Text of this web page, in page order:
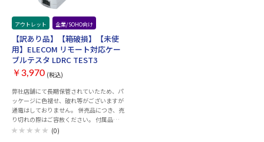
アウトレット 企業/SOHO向け
【訳あり品】【箱破損】【未使
用】ELECOM リモート対応ケー
ブルテスタ LDRC TEST3
￥3,970 (税込)
弊社店舗にて長期保管されていたため、パ
ッケージに色褪せ、破れ等がございますが
通電はしておりません。 併売品につき、売
り切れの際はご容赦ください。 付属品の
「9Ｖ電池 1個（初動作確認用）」が欠
(0)